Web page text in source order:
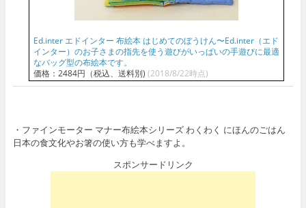
Ed.inter エドインター 布絵本 はじめてのぼうけん〜Ed.inter（エド
インター）のお子さまの指先を使う遊びがいっぱいの手遊びに最適
なバッグ型の布絵本です。
価格：2484円（税込、送料別) (2018/8/22時点)
・ファインモーター マナー布絵本シリーズ わくわく にほんのごはん
日本の食文化やお箸の使い方も学べますよ。
スポンサードリンク